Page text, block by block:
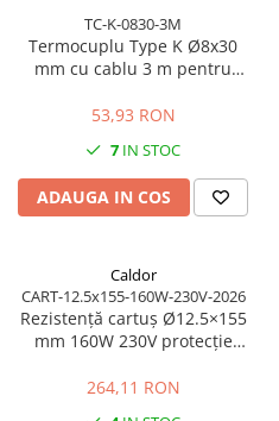
TC-K-0830-3M
Termocuplu Type K Ø8x30
mm cu cablu 3 m pentru
53,93 RON
7 IN STOC
ADAUGA IN COS
Caldor
CART-12.5x155-160W-230V-2026
Rezistență cartuș Ø12.5×155
mm 160W 230V protecție
264,11 RON